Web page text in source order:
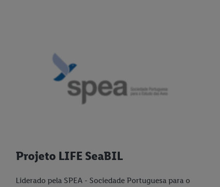
Projeto LIFE SeaBIL
Liderado pela SPEA - Sociedade Portuguesa para o